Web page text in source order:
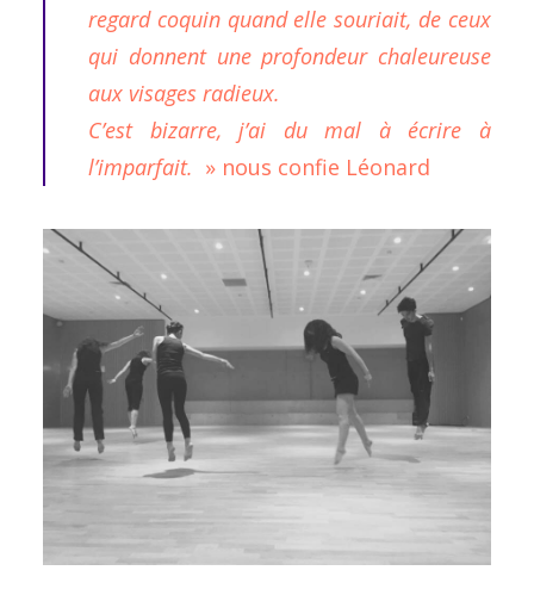
regard coquin quand elle souriait, de ceux
qui donnent une profondeur chaleureuse
aux visages radieux.
C’est bizarre, j’ai du mal à écrire à
l’imparfait. » nous confie Léonard